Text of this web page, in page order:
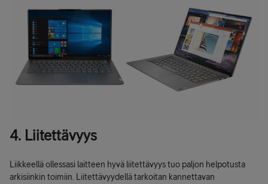
4. Liitettävyys
Liikkeellä ollessasi laitteen hyvä liitettävyys tuo paljon helpotusta
arkisiinkin toimiin. Liitettävyydellä tarkoitan kannettavan